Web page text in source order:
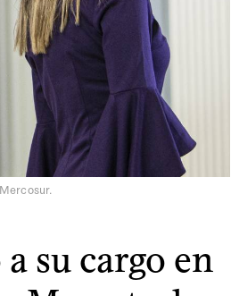
su cargo en